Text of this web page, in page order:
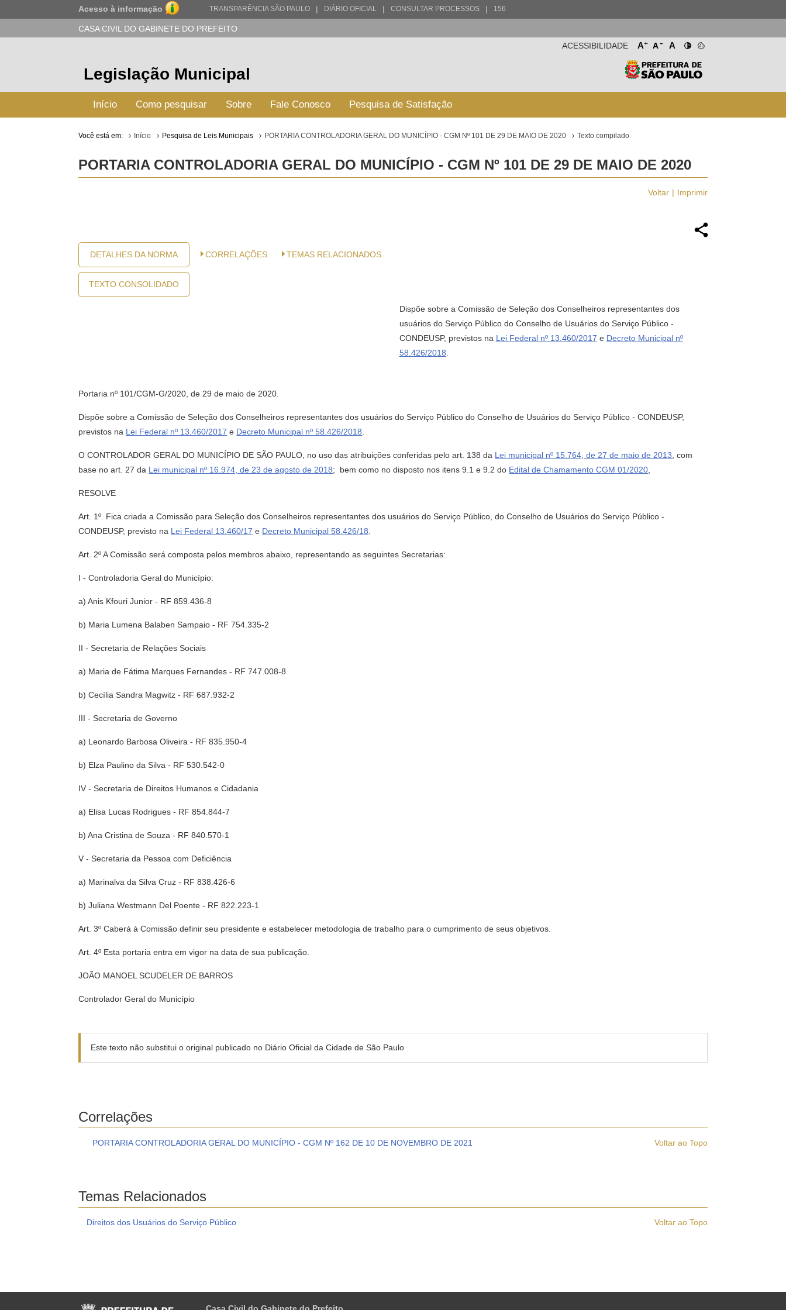
Acesso à informação TRANSPARÊNCIA SÃO PAULO | DIÁRIO OFICIAL | CONSULTAR PROCESSOS | 156
CASA CIVIL DO GABINETE DO PREFEITO
A+ A- A
ACESSIBILIDADE
Legislação Municipal
Início Como pesquisar Sobre Fale Conosco Pesquisa de Satisfação
Você está em: Início Pesquisa de Leis Municipais PORTARIA CONTROLADORIA GERAL DO MUNICÍPIO - CGM Nº 101 DE 29 DE MAIO DE 2020 Texto compilado
PORTARIA CONTROLADORIA GERAL DO MUNICÍPIO - CGM Nº 101 DE 29 DE MAIO DE 2020
Voltar Imprimir
DETALHES DA NORMA
TEXTO CONSOLIDADO
CORRELAÇÕES TEMAS RELACIONADOS
Dispõe sobre a Comissão de Seleção dos Conselheiros representantes dos
usuários do Serviço Público do Conselho de Usuários do Serviço Público -
CONDEUSP, previstos na Lei Federal nº 13.460/2017 e Decreto Municipal nº
58.426/2018
Portaria nº 101/CGM-G/2020, de 29 de maio de 2020.
Dispõe sobre a Comissão de Seleção dos Conselheiros representantes dos usuários do Serviço Público do Conselho de Usuários do Serviço Público - CONDEUSP,
previstos na Lei Federal nº 13.460/2017 e Decreto Municipal nº 58.426/2018
O CONTROLADOR GERAL DO MUNICÍPIO DE SÃO PAULO, no uso das atribuições conferidas pelo art. 138 da Lei municipal nº 15.764, de 27 de maio de 2013 , com
base no art. 27 da Lei municipal nº 16.974, de 23 de agosto de 2018; bem como no disposto nos itens 9.1 e 9.2 do Edital de Chamamento CGM 01/2020
RESOLVE
Art. 1º. Fica criada a Comissão para Seleção dos Conselheiros representantes dos usuários do Serviço Público, do Conselho de Usuários do Serviço Público -
CONDEUSP, previsto na Lei Federal 13.460/17 e Decreto Municipal 58.426/18
Art. 2º A Comissão será composta pelos membros abaixo, representando as seguintes Secretarias:
I - Controladoria Geral do Município:
a) Anis Kfouri Junior - RF 859.436-8
b) Maria Lumena Balaben Sampaio - RF 754.335-2
II - Secretaria de Relações Sociais
a) Maria de Fátima Marques Fernandes - RF 747.008-8
b) Cecília Sandra Magwitz - RF 687.932-2
III - Secretaria de Governo
a) Leonardo Barbosa Oliveira - RF 835.950-4
b) Elza Paulino da Silva - RF 530.542-0
IV - Secretaria de Direitos Humanos e Cidadania
a) Elisa Lucas Rodrigues - RF 854.844-7
b) Ana Cristina de Souza - RF 840.570-1
V - Secretaria da Pessoa com Deficiência
a) Marinalva da Silva Cruz - RF 838.426-6
b) Juliana Westmann Del Poente - RF 822.223-1
Art. 3º Caberá à Comissão definir seu presidente e estabelecer metodologia de trabalho para o cumprimento de seus objetivos.
Art. 4º Esta portaria entra em vigor na data de sua publicação.
JOÃO MANOEL SCUDELER DE BARROS
Controlador Geral do Município
Este texto não substitui o original publicado no Diário Oficial da Cidade de São Paulo
Correlações
Voltar ao Topo
PORTARIA CONTROLADORIA GERAL DO MUNICÍPIO - CGM Nº 162 DE 10 DE NOVEMBRO DE 2021
Temas Relacionados
Voltar ao Topo
Direitos dos Usuários do Serviço Público